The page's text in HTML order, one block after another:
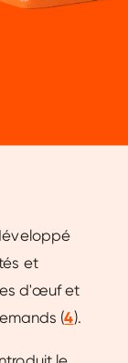
et
d'œuf et
(4).